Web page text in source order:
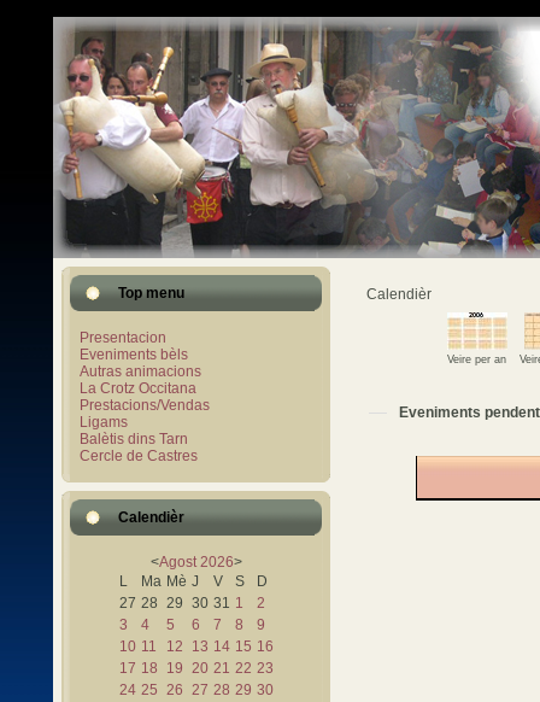
Top menu
Presentacion
Eveniments bèls
Autras animacions
La Crotz Occitana
Prestacions/Vendas
Ligams
Balètis dins Tarn
Cercle de Castres
Calendièr
<Agost 2026>
L
Ma Mè J V S
D
27 28 29 30 31 1
2
3
4 5 6 7 8
9
10 11 12 13 14 15 16
17 18 19 20 21 22 23
24 25 26 27 28 29 30
Calendièr
Veire per an
Eveniments pendent